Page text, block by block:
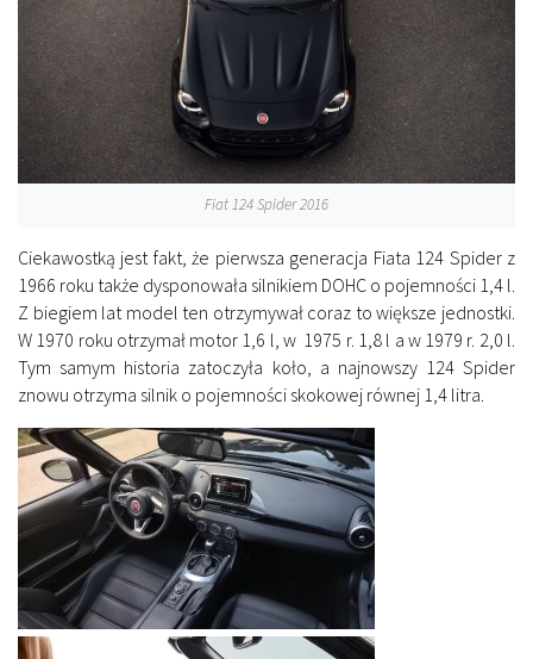
Fiat 124 Spider 2016
Ciekawostką jest fakt, że pierwsza generacja Fiata 124 Spider z
1966 roku także dysponowała silnikiem DOHC o pojemności 1,4 l.
Z biegiem lat model ten otrzymywał coraz to większe jednostki.
W 1970 roku otrzymał motor 1,6 l, w 1975 r. 1,8 l a w 1979 r. 2,0 l.
Tym samym historia zatoczyła koło, a najnowszy 124 Spider
znowu otrzyma silnik o pojemności skokowej równej 1,4 litra.